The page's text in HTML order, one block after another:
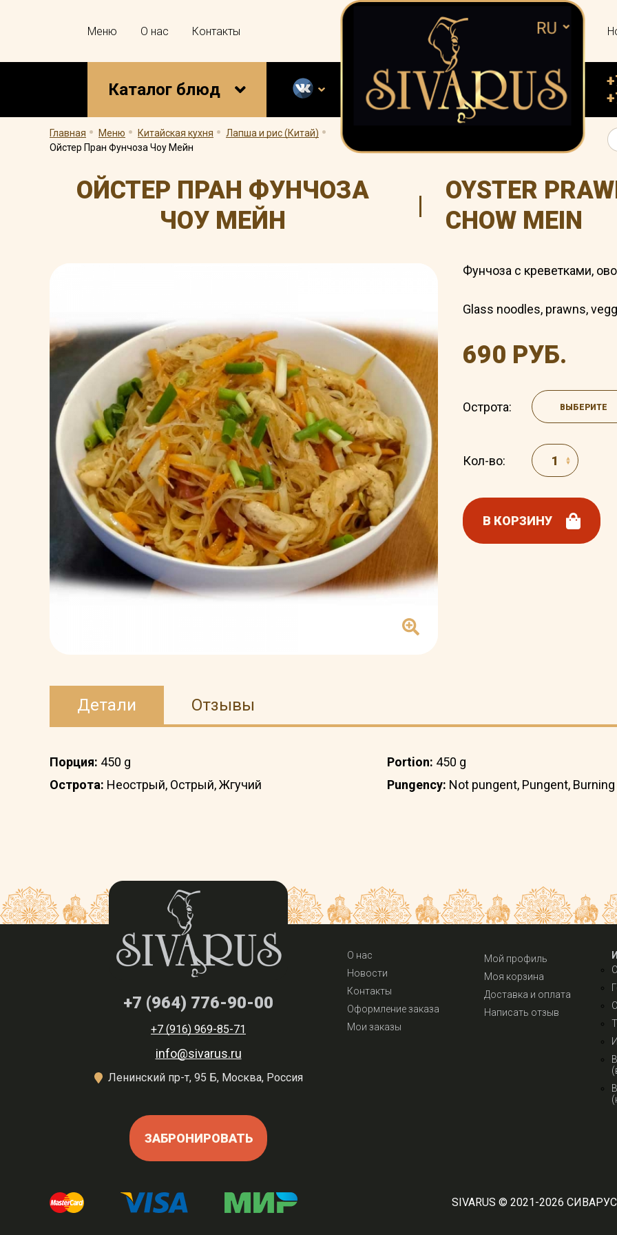
Меню О нас Контакты
Каталог блюд
Главная. Меню. Китайская кухня. Лапша и рис (Китай).
Ойстер Пран Фунчоза Чоу Мейн
ОЙСТЕР ПРАН ФУНЧОЗА
ЧОУ МЕЙН
|
OYSTER
CHOW MEIN
Фунчоза с креветками,
Glass noodles, prawns,
690 РУБ.
Острота: ВЫБЕРИТЕ
Кол-во:
В КОРЗИНУ
Детали Отзывы
Порция: 450 g
Острота: Неострый, Острый, Жгучий
Portion: 450 g
Pungency: Not pungent, Pungent, Burning
+7 (964) 776-90-00
+7 (916) 969-85-71
info@sivarus.ru
Ленинский пр-т, 95 Б, Москва, Россия
ЗАБРОНИРОВАТЬ
О нас
Новости
Контакты
Оформление заказа
Мои заказы
Мой профиль
Моя корзина
Доставка и оплата
Написать отзыв
SIVARUS © 2021-2026 СИВАРУС